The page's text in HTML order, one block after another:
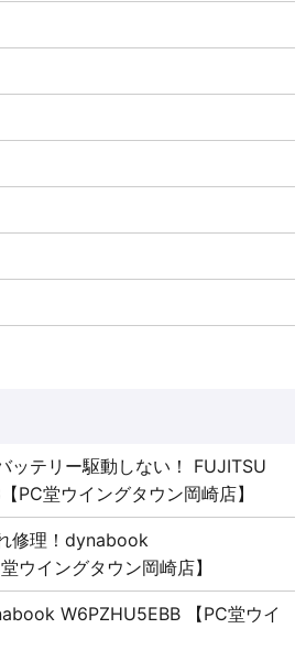
ッテリー駆動しない！ FUJITSU
PC堂ウイングタウン岡崎店】
修理！dynabook
ウイングタウン岡崎店】
W6PZHU5EBB 【PC堂ウイ